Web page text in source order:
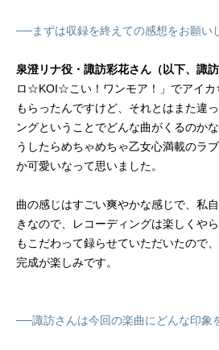
──まずは収録を終えての感想をお願い
泉澄リナ役・諏訪彩花さん（以下、諏訪
ロ☆KOI☆こい！ワンモア！」でアイカ
もらったんですけど、それとはまた違
ングということでどんな曲がくるのか
うしたらめちゃめちゃ乙女心満載のラ
か可愛いなって思いました。
曲の感じはすごい爽やかな感じで、私
きなので、レコーディングは楽しくや
もこだわって録らせていただいたので
完成が楽しみです。
──諏訪さんは今回の楽曲にどんな印象